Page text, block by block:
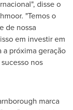
disse o
"Temos o
de nossa
em investir em
próxima geração
nos
marca